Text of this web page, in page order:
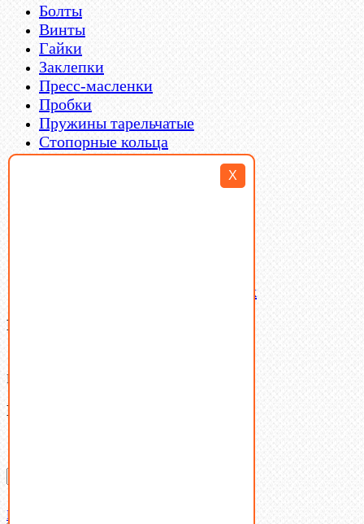
X
Болты
Винты
Гайки
Заклепки
Пресс-масленки
Пробки
Пружины тарельчатые
Стопорные кольца
Такелаж
Латунный и бронзовый крепеж
Ваша корзина
В корзине нет товаров.
Поиск
Don't show this popup again